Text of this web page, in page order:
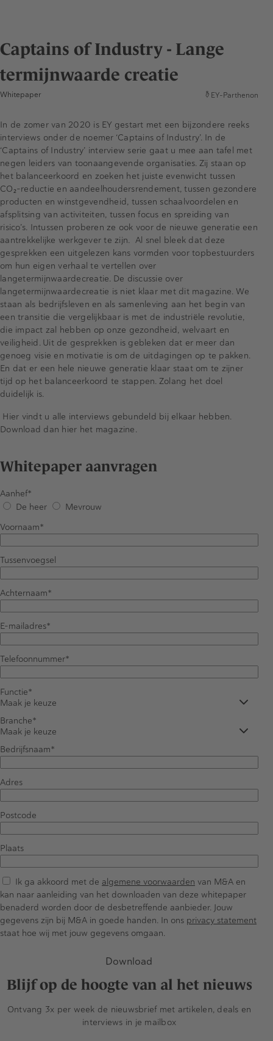
Captains of Industry - Lange
termijnwaarde creatie
Whitepaper EY-Parthenon
In de zomer van 2020 is EY gestart met een bijzondere reeks
interviews onder de noemer ‘Captains of Industry’. In de
‘Captains of Industry’ interview serie gaat u mee aan tafel met
negen leiders van toonaangevende organisaties. Zij staan op
het balanceerkoord en zoeken het juiste evenwicht tussen
CO₂-reductie en aandeelhoudersrendement, tussen gezondere
producten en winstgevendheid, tussen schaalvoordelen en
afsplitsing van activiteiten, tussen focus en spreiding van
risico’s. Intussen proberen ze ook voor de nieuwe generatie een
aantrekkelijke werkgever te zijn. Al snel bleek dat deze
gesprekken een uitgelezen kans vormden voor topbestuurders
om hun eigen verhaal te vertellen over
langetermijnwaardecreatie. De discussie over
langetermijnwaardecreatie is niet klaar met dit magazine. We
staan als bedrijfsleven en als samenleving aan het begin van
een transitie die vergelijkbaar is met de industriële revolutie,
die impact zal hebben op onze gezondheid, welvaart en
veiligheid. Uit de gesprekken is gebleken dat er meer dan
genoeg visie en motivatie is om de uitdagingen op te pakken.
En dat er een hele nieuwe generatie klaar staat om te zijner
tijd op het balanceerkoord te stappen. Zolang het doel
duidelijk is.
Hier vindt u alle interviews gebundeld bij elkaar hebben.
Download dan hier het magazine.
Whitepaper aanvragen
Aanhef
De heer
Mevrouw
Voornaam
Tussenvoegsel
Achternaam
E-mailadres
Telefoonnummer
Functie
Maak je keuze
Branche
Maak je keuze
Bedrijfsnaam
Adres
Postcode
Plaats
Ik ga akkoord met de algemene voorwaarden van M&A en
kan naar aanleiding van het downloaden van deze whitepaper
benaderd worden door de desbetreffende aanbieder. Jouw
gegevens zijn bij M&A in goede handen. In ons privacy statement
staat hoe wij met jouw gegevens omgaan.
Download
Blijf op de hoogte van al het nieuws
Ontvang 3x per week de nieuwsbrief met artikelen, deals en
interviews in je mailbox